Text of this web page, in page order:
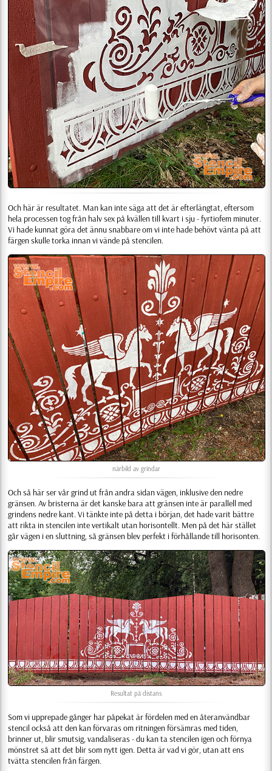
Och här är resultatet. Man kan inte säga att det är efterlängtat, eftersom
hela processen tog från halv sex på kvällen till kvart i sju - fyrtiofem minuter.
Vi hade kunnat göra det ännu snabbare om vi inte hade behövt vänta på att
färgen skulle torka innan vi vände på stencilen.
närbild av grindar
Och så här ser vår grind ut från andra sidan vägen, inklusive den nedre
gränsen. Av bristerna är det kanske bara att gränsen inte är parallell med
grindens nedre kant. Vi tänkte inte på detta i början, det hade varit bättre
att rikta in stencilen inte vertikalt utan horisontellt. Men på det här stället
går vägen i en sluttning, så gränsen blev perfekt i förhållande till horisonten.
Resultat på distans
Som vi upprepade gånger har påpekat är fördelen med en återanvändbar
stencil också att den kan förvaras om ritningen försämras med tiden,
brinner ut, blir smutsig, vandaliseras - du kan ta stencilen igen och förnya
mönstret så att det blir som nytt igen. Detta är vad vi gör, utan att ens
tvätta stencilen från färgen.